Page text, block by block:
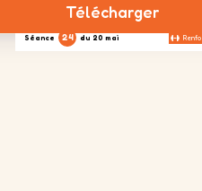
Séance 24 du 20 mai Renfo
Télécharger